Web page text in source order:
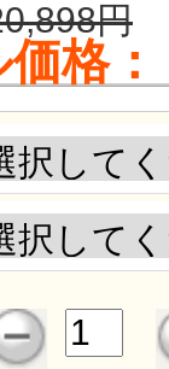
円
格：